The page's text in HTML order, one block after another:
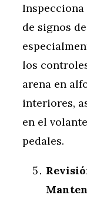
de signos
los
arena en
interiores,
en el
pedales.